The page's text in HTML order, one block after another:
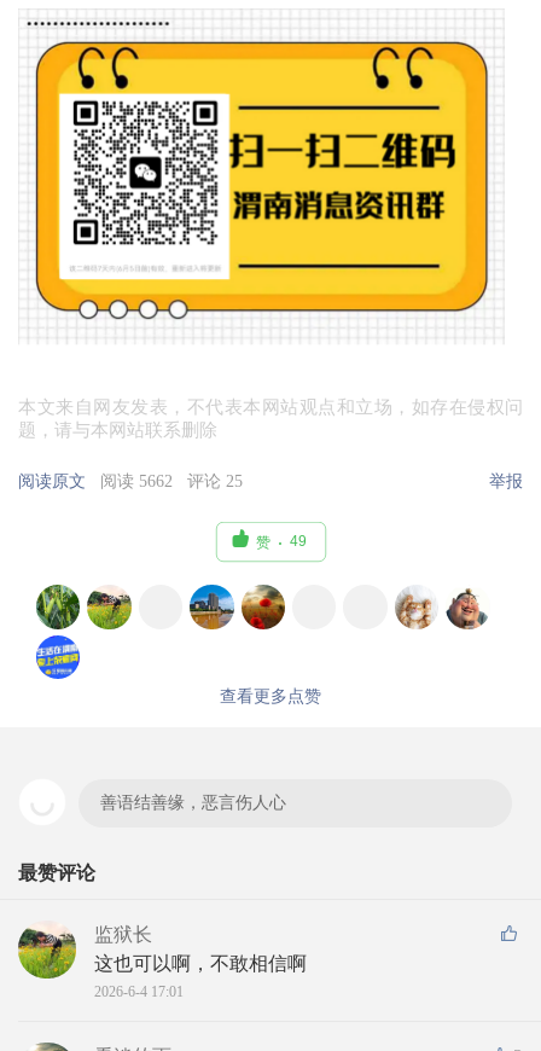
本文来自网友发表，不代表本网站观点和立场，如存在侵权问
题，请与本网站联系删除
阅读原文 阅读 5662 评论 25 举报
 赞 49
查看更多点赞
善语结善缘，恶言伤人心
最赞评论
监狱长
这也可以啊，不敢相信啊
2026-6-4 17:01